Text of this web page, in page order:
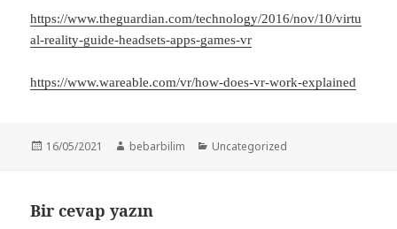
https://www.theguardian.com/technology/2016/nov/10/virtu
al-reality-guide-headsets-apps-games-vr
https://www.wareable.com/vr/how-does-vr-work-explained
Yayın
16/05/2021 Yazar
bebarbilim Kategoriler
Uncategorized
Bir cevap yazın